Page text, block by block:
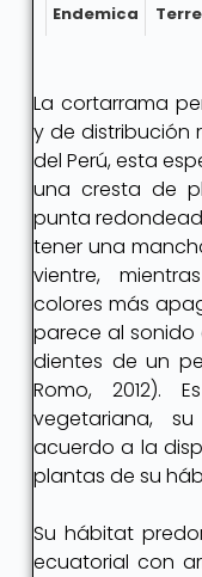
Endemica
La cortarrama
y de distribución
del Perú, esta
una cresta de
punta
tener una
vientre,
colores más
parece al
dientes de un
Romo, 2012).
vegetariana,
acuerdo a la
plantas de su
Su hábitat
ecuatorial con